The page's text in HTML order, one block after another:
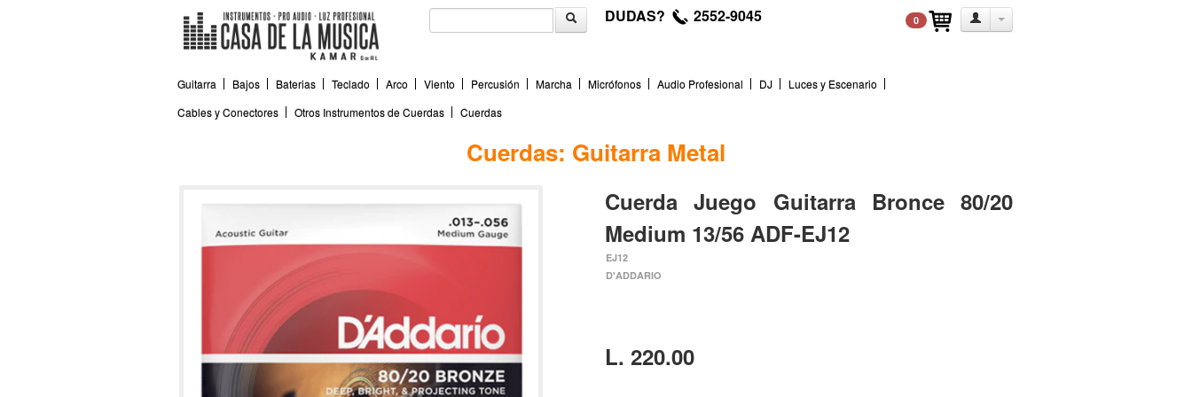
DUDAS? 2552-9045 0
Guitarra Bajos Baterias Teclado Arco Viento Percusión Marcha Micrófonos Audio Profesional DJ
Luces y Escenario
Cables y Conectores
Otros Instrumentos de Cuerdas Cuerdas
Cuerdas: Guitarra Metal
Cuerda Juego Guitarra Bronce 80/20
Medium 13/56 ADF-EJ12
EJ12
D'ADDARIO
L. 220.00